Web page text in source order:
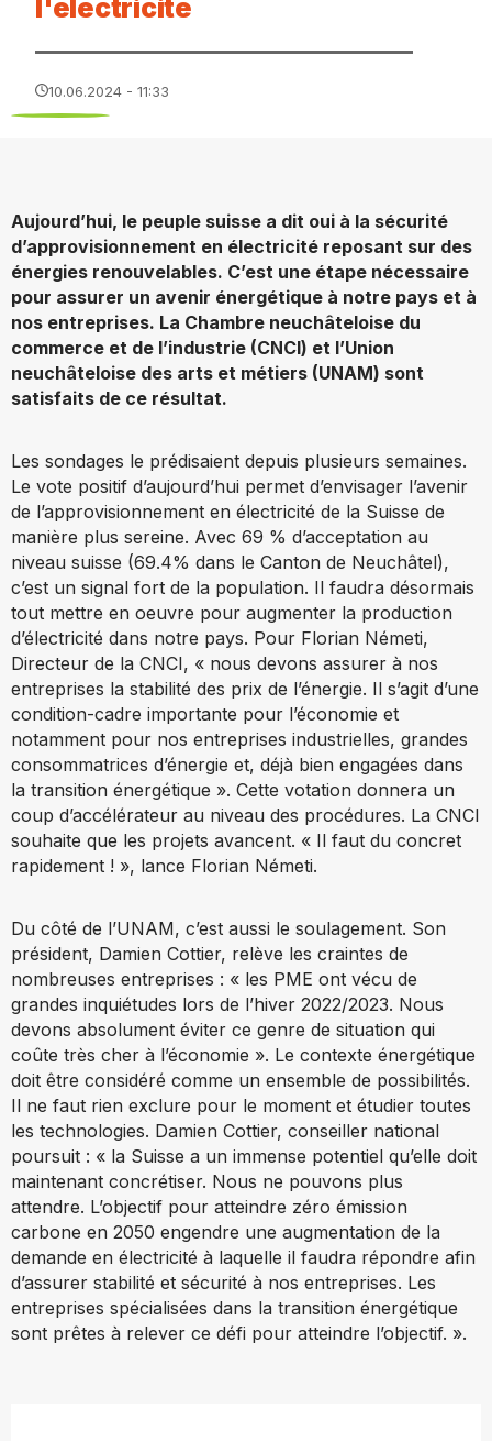
l'électricité
10.06.2024 - 11:33
Aujourd’hui, le peuple suisse a dit oui à la sécurité
d’approvisionnement en électricité reposant sur des
énergies renouvelables. C’est une étape nécessaire
pour assurer un avenir énergétique à notre pays et à
nos entreprises. La Chambre neuchâteloise du
commerce et de l’industrie (CNCI) et l’Union
neuchâteloise des arts et métiers (UNAM) sont
satisfaits de ce résultat.
Les sondages le prédisaient depuis plusieurs semaines.
Le vote positif d’aujourd’hui permet d’envisager l’avenir
de l’approvisionnement en électricité de la Suisse de
manière plus sereine. Avec 69 % d’acceptation au
niveau suisse (69.4% dans le Canton de Neuchâtel),
c’est un signal fort de la population. Il faudra désormais
tout mettre en oeuvre pour augmenter la production
d’électricité dans notre pays. Pour Florian Németi,
Directeur de la CNCI, « nous devons assurer à nos
entreprises la stabilité des prix de l’énergie. Il s’agit d’une
condition-cadre importante pour l’économie et
notamment pour nos entreprises industrielles, grandes
consommatrices d’énergie et, déjà bien engagées dans
la transition énergétique ». Cette votation donnera un
coup d’accélérateur au niveau des procédures. La CNCI
souhaite que les projets avancent. « Il faut du concret
rapidement ! », lance Florian Németi.
Du côté de l’UNAM, c’est aussi le soulagement. Son
président, Damien Cottier, relève les craintes de
nombreuses entreprises : « les PME ont vécu de
grandes inquiétudes lors de l’hiver 2022/2023. Nous
devons absolument éviter ce genre de situation qui
coûte très cher à l’économie ». Le contexte énergétique
doit être considéré comme un ensemble de possibilités.
Il ne faut rien exclure pour le moment et étudier toutes
les technologies. Damien Cottier, conseiller national
poursuit : « la Suisse a un immense potentiel qu’elle doit
maintenant concrétiser. Nous ne pouvons plus
attendre. L’objectif pour atteindre zéro émission
carbone en 2050 engendre une augmentation de la
demande en électricité à laquelle il faudra répondre afin
d’assurer stabilité et sécurité à nos entreprises. Les
entreprises spécialisées dans la transition énergétique
sont prêtes à relever ce défi pour atteindre l’objectif. ».